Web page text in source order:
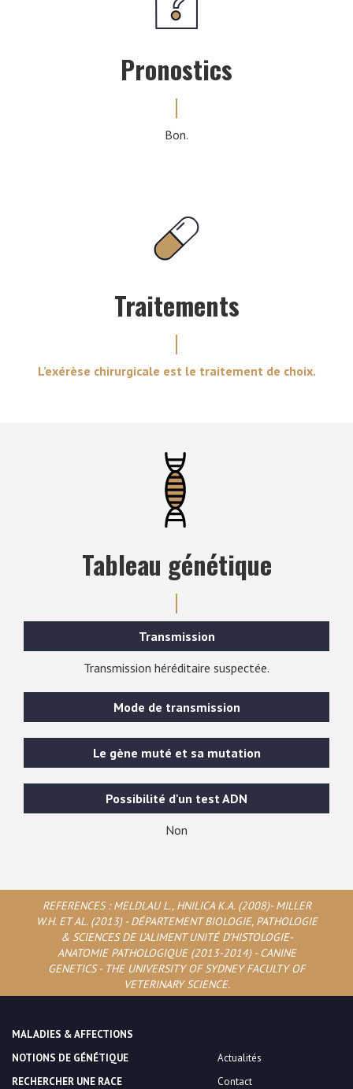
Pronostics
Bon.
Traitements
L’exérèse chirurgicale est le traitement de choix.
Tableau génétique
Transmission
Transmission héréditaire suspectée.
Mode de transmission
Le gène muté et sa mutation
Possibilité d'un test ADN
Non
REFERENCES : MELDLAU L., HNILICA K.A. (2008)- MILLER
W.H. ET AL. (2013) - DÉPARTEMENT BIOLOGIE, PATHOLOGIE
& SCIENCES DE L’ALIMENT UNITÉ D’HISTOLOGIE-
ANATOMIE PATHOLOGIQUE (2013-2014) - CANINE
GENETICS - THE UNIVERSITY OF SYDNEY FACULTY OF
VETERINARY SCIENCE.
MALADIES & AFFECTIONS
NOTIONS DE GÉNÉTIQUE
RECHERCHER UNE RACE
Actualités
Contact